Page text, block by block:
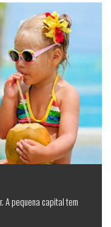
A pequena capital tem